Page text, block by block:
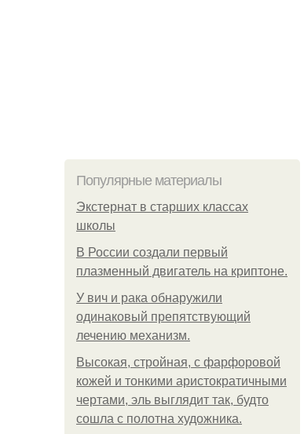
Популярные материалы
Экстернат в старших классах
школы
В России создали первый
плазменный двигатель на криптоне.
У вич и рака обнаружили
одинаковый препятствующий
лечению механизм.
Высокая, стройная, с фарфоровой
кожей и тонкими аристократичными
чертами, эль выглядит так, будто
сошла с полотна художника.